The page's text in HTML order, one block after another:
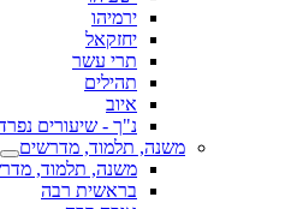
ירמיהו
יחזקאל
תרי עשר
תהילים
איוב
נ"ך - שיעורים
משנה, תלמוד, מדרשים
משנה, תלמוד,
בראשית רבה